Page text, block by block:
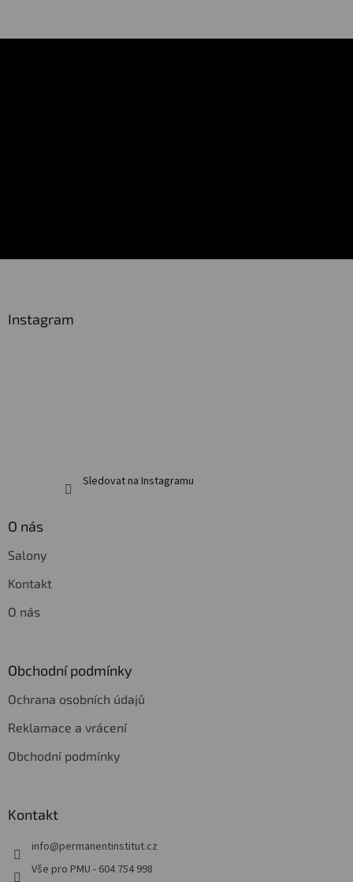
Instagram
Sledovat na Instagramu
O nás
Salony
Kontakt
O nás
Obchodní podmínky
Ochrana osobních údajů
Reklamace a vrácení
Obchodní podmínky
Kontakt
info@permanentinstitut.cz
Vše pro PMU - 604 754 998